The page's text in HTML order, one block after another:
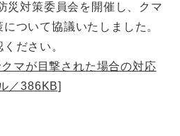
災対策委員会を開催し、クマ
ついて協議いたしました。
ださい。
マが目撃された場合の対応
／386KB]